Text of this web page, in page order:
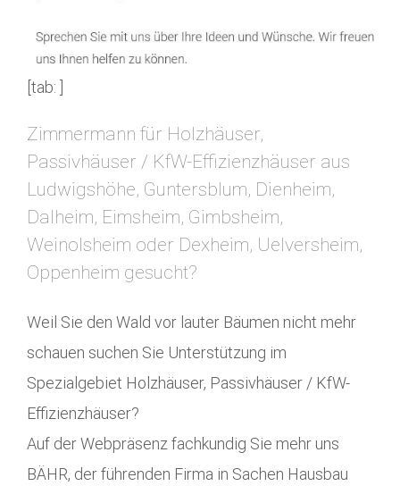
[tab: ]
Zimmermann für Holzhäuser,
Passivhäuser / KfW-Effizienzhäuser aus
Ludwigshöhe, Guntersblum, Dienheim,
Dalheim, Eimsheim, Gimbsheim,
Weinolsheim oder Dexheim, Uelversheim,
Oppenheim gesucht?
Weil Sie den Wald vor lauter Bäumen nicht mehr
schauen suchen Sie Unterstützung im
Spezialgebiet Holzhäuser, Passivhäuser / KfW-
Effizienzhäuser?
Auf der Webpräsenz fachkundig Sie mehr uns
BÄHR, der führenden Firma in Sachen Hausbau